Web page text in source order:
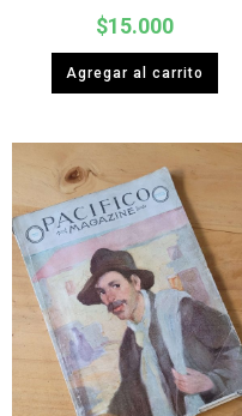
$15.000
Agregar al carrito